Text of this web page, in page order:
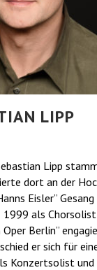
LIPP
Lipp
dort an der
Eisler”
als
Oper Berlin”
er sich für
Konzertsolist und